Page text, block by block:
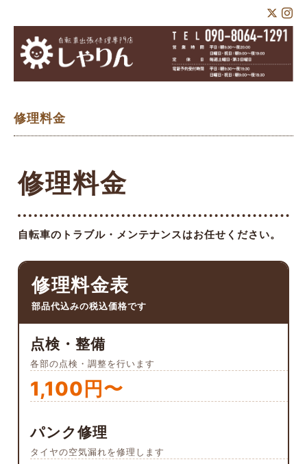
修理料金
修理料金
自転車のトラブル・メンテナンスはお任せください。
修理料金表
部品代込みの税込価格です
点検・整備
各部の点検・調整を行います
1,100円〜
パンク修理
タイヤの空気漏れを修理します